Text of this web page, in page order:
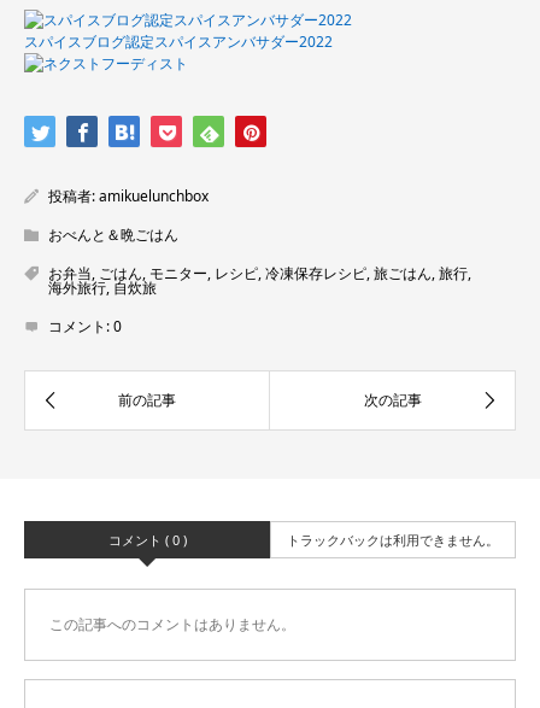
スパイスブログ認定スパイスアンバサダー2022
投稿者:amikuelunchbox
おべんと＆晩ごはん
お弁当, ごはん, モニター, レシピ,冷凍保存レシピ,旅ごはん,旅行,
海外旅行, 自炊旅
コメント:0
コメント ( 0 ) トラックバックは利用できません。
この記事へのコメントはありません。